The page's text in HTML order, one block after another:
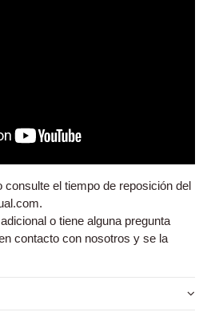
consulte el tiempo de reposición del
.
o tiene alguna pregunta
contacto con nosotros y se la